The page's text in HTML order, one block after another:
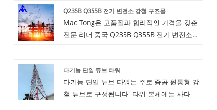
Q235B Q355B 전기 변전소 강철 구조물
Mao Tong은 고품질과 합리적인 가격을 갖춘
전문 리더 중국 Q235B Q355B 전기 변전소
다기능 단일 튜브 타워
다기능 단일 튜브 타워는 주로 중공 원통형 강
철 튜브로 구성됩니다. 타워 본체에는 사다리,